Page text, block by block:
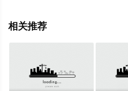
相关推荐